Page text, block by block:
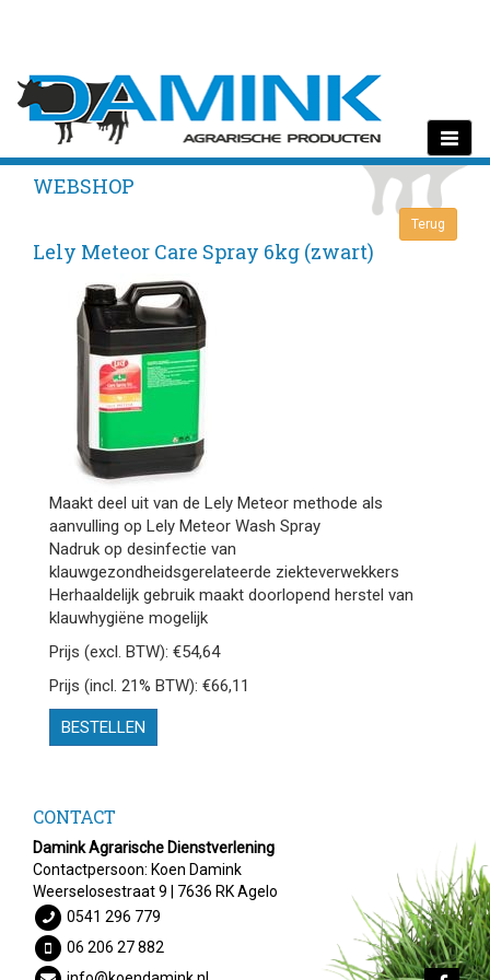
Toggle
WEBSHOP
Lely Meteor Care Spray 6kg (zwart)
Maakt deel uit van de Lely Meteor methode als
aanvulling op Lely Meteor Wash Spray
Nadruk op desinfectie van
klauwgezondheidsgerelateerde ziekteverwekkers
Herhaaldelijk gebruik maakt doorlopend herstel van
klauwhygiëne mogelijk
Prijs (excl. BTW): €54,64
Prijs (incl. 21% BTW): €66,11
BESTELLEN
CONTACT
Damink Agrarische Dienstverlening
Contactpersoon: Koen Damink
Weerselosestraat 9 | 7636 RK Agelo
0541 296 779
06 206 27 882